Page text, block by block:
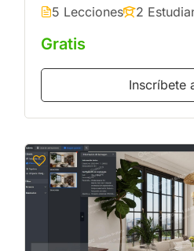
5 Lecciones
2
Gratis
Inscríbete